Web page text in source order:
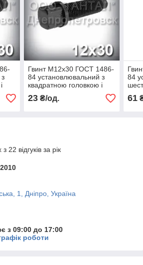
Гвинт М12х30 ГОСТ 1486-
84 установлювальний з
квадратною головкою і
ступеневим кінцем зі
сферою DIN 480
23₴/од.
84
564
61
22 відгуків за рік
1, Дніпро, Україна
з 09:00 до 17:00
роботи